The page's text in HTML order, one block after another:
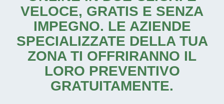
VELOCE, GRATIS E SENZA
IMPEGNO. LE AZIENDE
SPECIALIZZATE DELLA TUA
ZONA TI OFFRIRANNO IL
LORO PREVENTIVO
GRATUITAMENTE.